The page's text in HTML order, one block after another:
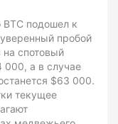
BTC подошел к
пробой
на спотовый
000, а в случае
$63 000.
текущее